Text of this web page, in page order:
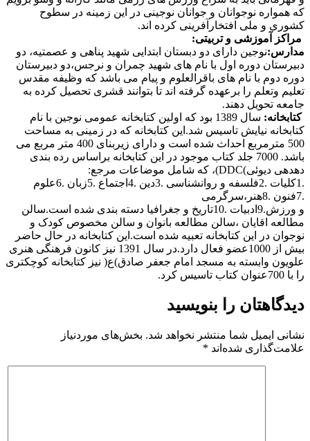
که همواره نوجوانان و جوانان نوجینی در این زمینه در سطوح
کشوری و ملی افتخارآفرینی کرده اند.
مراکز آموزشی و تربیتی:
مدارس:نوجین دارای دو دبستان ابتدایی شهید پناهی و عصمتیه، دو
دبیرستان دوره اول با نام های شهید چمران و نرجس،دو دبیرستان
دوره دوم با نام های باقرالعلوم و پیام می باشد که وظیفه مقدس
تعلیم وتعلم را برعهده گرفته اند تا بتوانند قشری تحصیل کرده به
جامعه تحویل دهند.
کتابخانه:
سال 1389 بود که اولین کتابخانه عمومی نوجین با نام
کتابخانه نیایش تاسیس شد.این کتابخانه که در زمینی به مساحت
500 مترمربع احداث شده است و دارای زیربنای 400 متر مربع می
باشد. 7000 جلد کتاب موجود در این کتابخانه براساس رده بندی
دهدهی دیوئی)DDC)، که شامل موضاعات مرجع:
.1کلیات .2فلسفه و روانشناسی .3دین .4اجتماع .5زبان .6علوم
.7فنون .8هنر،سرگرمی
و ورزش.9ادبیات .10تاریخ و جغرافیا دسته بندی شده است.سالن
مطالعه اقایان ،سالن مطالعه بانوان و سالن مخصوص کودک و
نوجوان در این کتابخانه تعبیه شده است.این کتابخانه در حال حاضر
بیش از 1000عضو فعال دارد.در سال 1391 نیز کانون فرهنگی هنری
علویون وابسته به مسجد امام جعفر صادق)ع( نیز کتابخانه کوچکتری
را با 700عنوان کتاب تاسیس کرد.
دیدگاهتان را بنویسید
نشانی ایمیل شما منتشر نخواهد شد. بخش‌های موردنیاز
علامت‌گذاری شده‌اند *